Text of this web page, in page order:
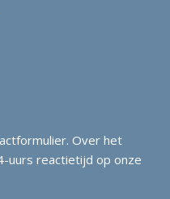
Over het
uurs reactietijd op onze